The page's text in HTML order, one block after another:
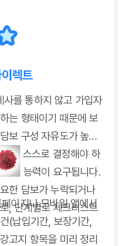
하나요?
, 소비자 평가 사이트
를 확인합니다.
렉트
를 통하지 않고 가입자
는 형태이기 때문에 보
보 구성 자유도가 높습
가 스스로 결정해야 하
정 능력이 요구됩니다.
한 담보가 누락되거나
, 단계별로 체크리스트
이지나 모바일 앱에서
(납입기간, 보장기간,
고지 항목을 미리 정리